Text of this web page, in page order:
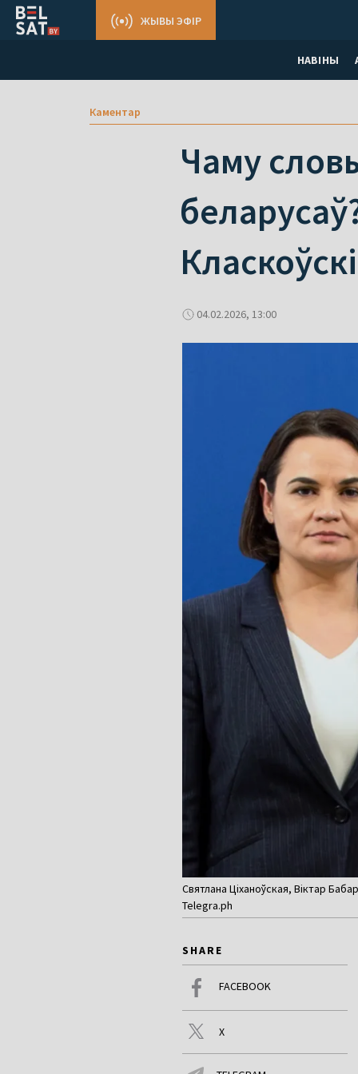
НАВІНЫ
ЖЫВЫ ЭФІР
Каментар
Чаму
Класкоўскі
04.02.2026, 13:00
Святлана Ціханоўская, Віктар
Telegra.ph
SHARE
FACEBOOK
X